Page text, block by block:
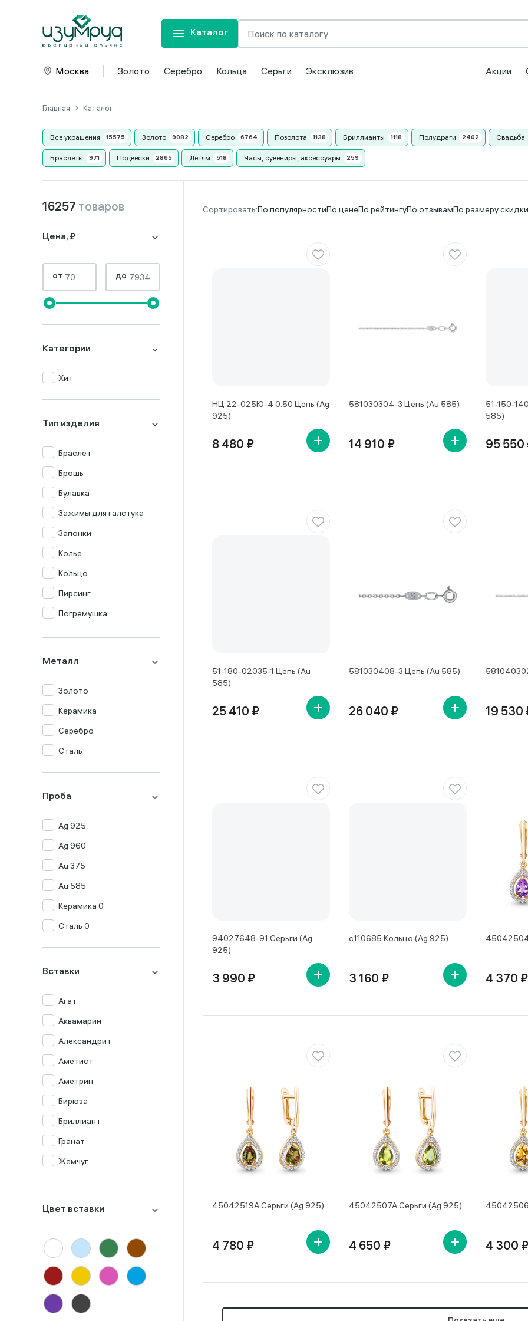
Каталог
Москва Золото Серебро Кольца Серьги Эксклюзив Акции
Главная Каталог
Все украшения Золото Серебро Позолота Бриллианты Полудраги Свадьба
Браслеты Подвески Детям Часы, сувениры, аксессуары
16257 товаров
Цена, ₽
от до
Категории
Хит
Тип изделия
Браслет
Брошь
Булавка
Зажимы для галстука
Запонки
Колье
Кольцо
Пирсинг
Погремушка
Сувенир
Цепь
Часы
Шнур
Металл
Золото
Керамика
Серебро
Сталь
Проба
Ag 925
Ag 960
Au 375
Au 585
Керамика 0
Сталь 0
Вставки
Агат
Аквамарин
Александрит
Аметист
Аметрин
Бирюза
Бриллиант
Гранат
Жемчуг
Коралл
Корунд
Лондон-топаз
Малахит
Цвет вставки
По популярностиПо ценеПо рейтингуПо отзывамПо размеру скидки
НЦ 22-025Ю-4 0.50 Цепь (Ag
925)
8 480 ₽
581030304-3 Цепь (Au 585)
14 910 ₽
51-150-
585)
95 550
51-180-02035-1 Цепь (Au
585)
25 410 ₽
581030408-3 Цепь (Au 585)
26 040 ₽ 19 530
94027648-91 Серьги (Ag
925)
3 990 ₽
с110685 Кольцо (Ag 925)
3 160 ₽ 4 370 ₽
45042519А Серьги (Ag 925)
4 780 ₽
45042507А Серьги (Ag 925)
4 650 ₽ 4 300 ₽